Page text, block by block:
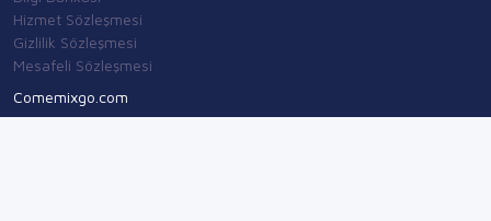
Hizmet Sözleşmesi
Gizlilik Sözleşmesi
Mesafeli Sözleşmesi
Comemixgo.com